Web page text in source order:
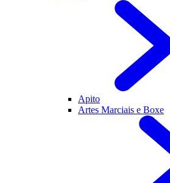
Apito
Artes Marciais e Boxe